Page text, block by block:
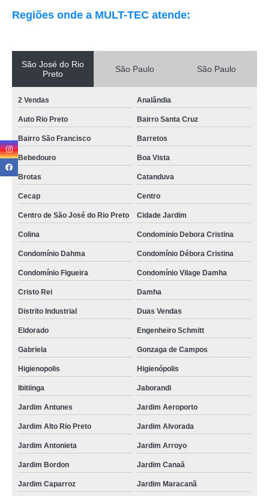
Regiões onde a MULT-TEC atende:
São José do Rio
Preto
São Paulo São Paulo
2 Vendas Analândia
Auto Rio Preto Bairro Santa Cruz
Bairro São Francisco Barretos
Bebedouro Boa Vista
Brotas Catanduva
Cecap Centro
Centro de São José do Rio Preto Cidade Jardim
Colina Condominio Debora Cristina
Condomínio Dahma Condomínio Débora Cristina
Condomínio Figueira Condomínio Vilage Damha
Cristo Rei Damha
Distrito Industrial Duas Vendas
Eldorado Engenheiro Schmitt
Gabriela Gonzaga de Campos
Higienopolis Higienópolis
Ibitiinga Jaborandi
Jardim Antunes Jardim Aeroporto
Jardim Alto Rio Preto Jardim Alvorada
Jardim Antonieta Jardim Arroyo
Jardim Bordon Jardim Canaã
Jardim Caparroz Jardim Maracanã